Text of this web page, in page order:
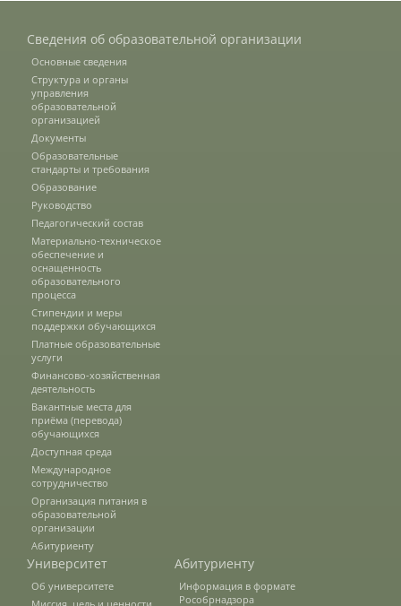
Договоры о сотрудничестве
Зарубежные стажировки
Иностранным студентам
Документы
Зарубежные стипендиальные
программы
Попечительский совет
Гордость университета
Ученый совет
Сведения об образовательной организации
Основные сведения
Структура и органы
управления
образовательной
организацией
Документы
Образовательные
стандарты и требования
Образование
Руководство
Педагогический состав
Материально-техническое
обеспечение и
оснащенность
образовательного
процесса
Стипендии и меры
поддержки обучающихся
Платные образовательные
услуги
Финансово-хозяйственная
деятельность
Вакантные места для
приёма (перевода)
обучающихся
Доступная среда
Международное
сотрудничество
Организация питания в
образовательной
организации
Абитуриенту
Университет
Об университете
Абитуриенту
Информация в формате
Рособрнадзора